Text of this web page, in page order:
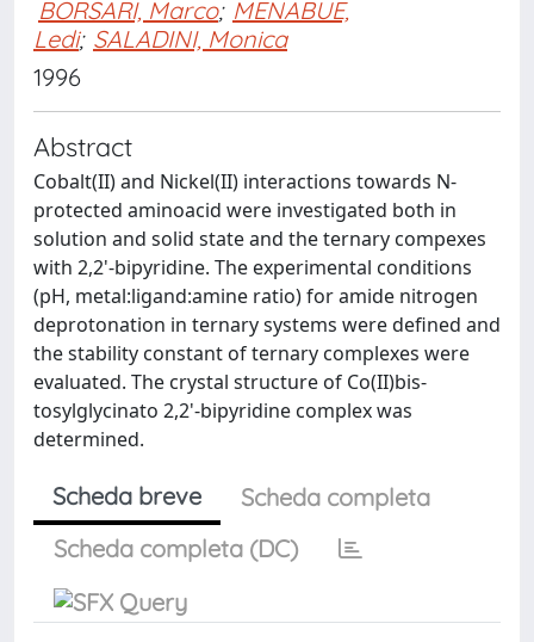
BORSARI, Marco; MENABUE,
Ledi; SALADINI, Monica
1996
Abstract
Cobalt(II) and Nickel(II) interactions towards N-
protected aminoacid were investigated both in
solution and solid state and the ternary compexes
with 2,2'-bipyridine. The experimental conditions
(pH, metal:ligand:amine ratio) for amide nitrogen
deprotonation in ternary systems were defined and
the stability constant of ternary complexes were
evaluated. The crystal structure of Co(II)bis-
tosylglycinato 2,2'-bipyridine complex was
determined.
Scheda breve
Scheda completa
Scheda completa (DC)